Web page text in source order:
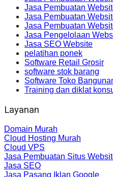
Jasa Pembuatan
Jasa Pembuatan
Jasa Pembuatan
Jasa Pengelolaan
Jasa SEO Website
pelatihan ponek
Software Retail Grosir
software stok barang
Software Toko
Training dan diklat
Layanan
Domain Murah
Cloud Hosting Murah
Cloud VPS
Jasa Pembuatan Situs
Jasa SEO
Jasa Pasang Iklan Google